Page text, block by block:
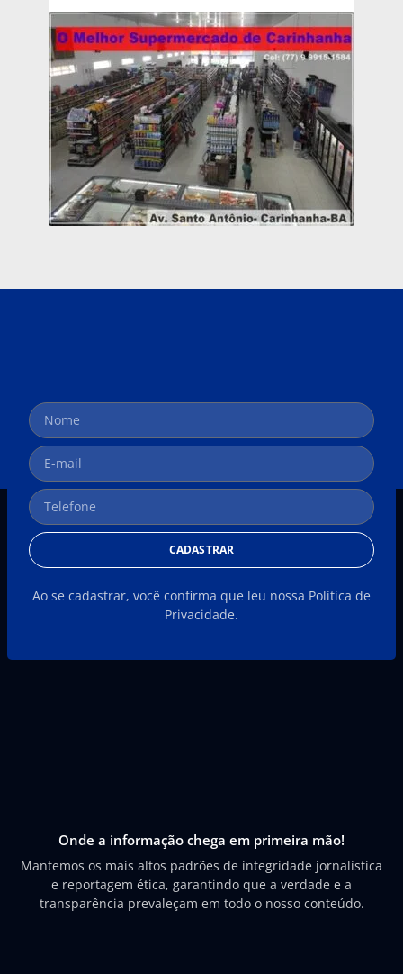
CADASTRAR
Ao se cadastrar, você confirma que leu nossa Política de
Privacidade.
Onde a informação chega em primeira mão!
Mantemos os mais altos padrões de integridade jornalística
e reportagem ética, garantindo que a verdade e a
transparência prevaleçam em todo o nosso conteúdo.